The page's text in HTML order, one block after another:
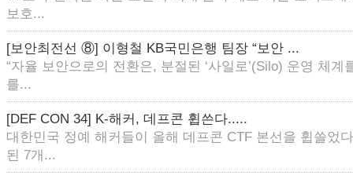
보호...
[보안최전선 ⑧] 이형철 KB국민은행 팀장 “보안 ...
“자율 보안으로의 전환은, 분절된 ‘사일로’(Silo) 운영 체
를...
[DEF CON 34] K-해커, 데프콘 휩쓴다.....
대한민국 정예 해커들이 올해 데프콘 CTF 본선을 휩쓸었
된 7개...